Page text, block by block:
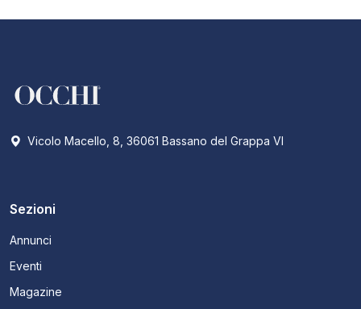
Vicolo Macello, 8, 36061 Bassano del Grappa VI
Sezioni
Annunci
Eventi
Magazine